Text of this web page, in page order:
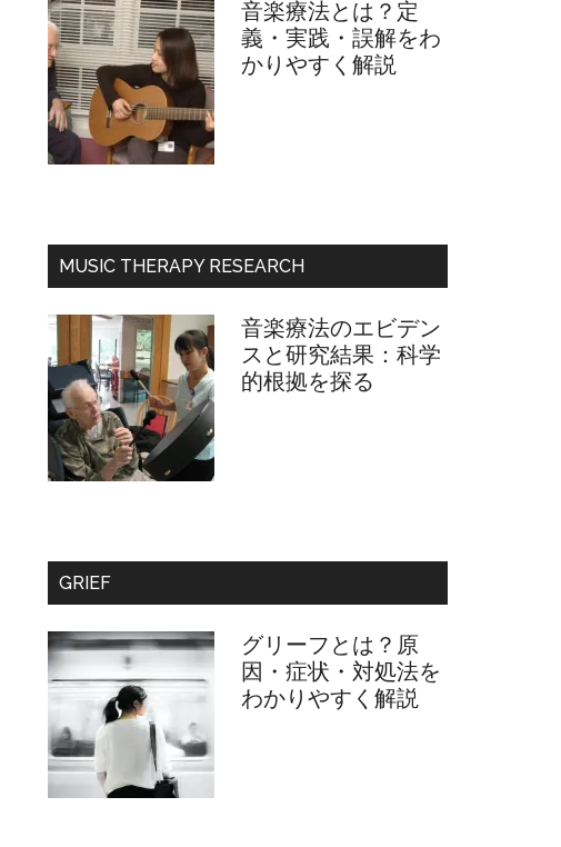
ル
音楽療法とは？定
義・実践・誤解をわ
かりやすく解説
MUSIC THERAPY RESEARCH
音楽療法のエビデン
スと研究結果：科学
的根拠を探る
GRIEF
グリーフとは？原
因・症状・対処法を
わかりやすく解説